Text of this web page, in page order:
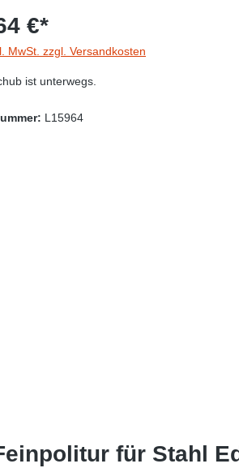
€*
MwSt. zzgl. Versandkosten
ist unterwegs.
L15964
für Stahl